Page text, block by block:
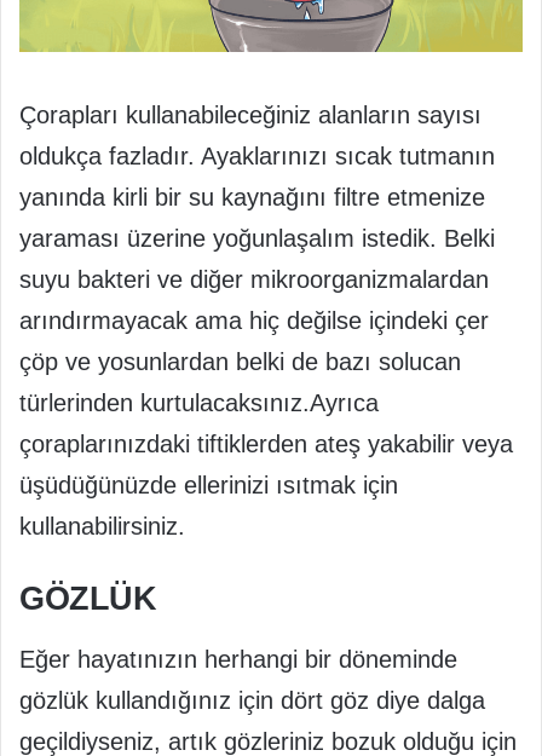
Çorapları kullanabileceğiniz alanların sayısı
oldukça fazladır. Ayaklarınızı sıcak tutmanın
yanında kirli bir su kaynağını filtre etmenize
yaraması üzerine yoğunlaşalım istedik. Belki
suyu bakteri ve diğer mikroorganizmalardan
arındırmayacak ama hiç değilse içindeki çer
çöp ve yosunlardan belki de bazı solucan
türlerinden kurtulacaksınız.Ayrıca
çoraplarınızdaki tiftiklerden ateş yakabilir veya
üşüdüğünüzde ellerinizi ısıtmak için
kullanabilirsiniz.
GÖZLÜK
Eğer hayatınızın herhangi bir döneminde
gözlük kullandığınız için dört göz diye dalga
geçildiyseniz, artık gözleriniz bozuk olduğu için